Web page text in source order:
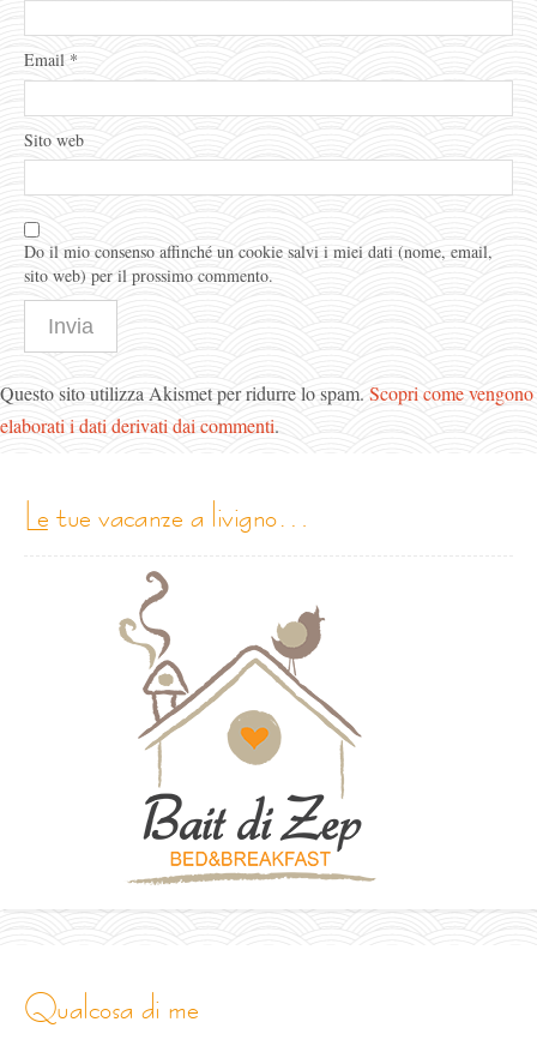
Email *
Sito web
Do il mio consenso affinché un cookie salvi i miei dati (nome, email,
sito web) per il prossimo commento.
Questo sito utilizza Akismet per ridurre lo spam. Scopri come vengono
elaborati i dati derivati dai commenti.
le tue vacanze a livigno…
qualcosa di me